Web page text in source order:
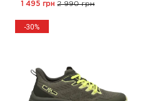
1 495 грн 2 990 грн
-30%